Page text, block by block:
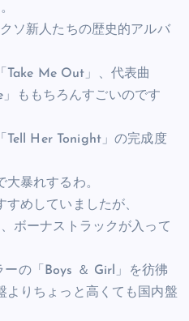
ソ新人たちの歴史的アルバ
Take Me Out」、代表曲
ももちろんすごいのです
Tell Her Tonight」の完成度
暴れするわ。
めしていましたが、
ボーナストラックが入って
ーの「Boys ＆ Girl」を彷彿
よりちょっと高くても国内盤